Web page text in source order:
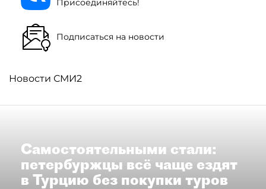
Подписаться на новости
Новости СМИ2
Самостоятельными стали:
петербуржцы всё чаще ездят
в Турцию без покупки туров